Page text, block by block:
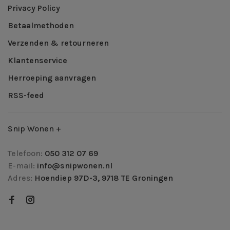
Privacy Policy
Betaalmethoden
Verzenden & retourneren
Klantenservice
Herroeping aanvragen
RSS-feed
Snip Wonen +
Telefoon: 050 312 07 69
E-mail: info@snipwonen.nl
Adres: Hoendiep 97D-3, 9718 TE Groningen